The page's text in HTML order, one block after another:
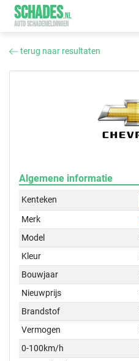
SCHADES.NL
AUTO SCHADEMELDINGEN
terug naar resultaten
Algemene informatie
Kenteken
Merk
Model
Kleur
Bouwjaar
Nieuwprijs
Brandstof
Vermogen
0-100km/h